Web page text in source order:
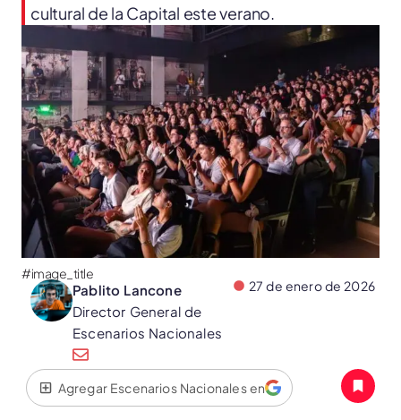
cultural de la Capital este verano.
#image_title
Pablito Lancone
Director General de
Escenarios Nacionales
27 de enero de 2026
Agregar Escenarios Nacionales en